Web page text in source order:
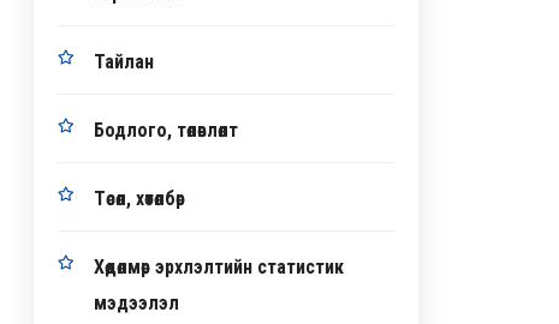
Тайлан
Бодлого, төлөвлөлт
Төсөл, хөтөлбөр
Хөдөлмөр эрхлэлтийн статистик
мэдээлэл